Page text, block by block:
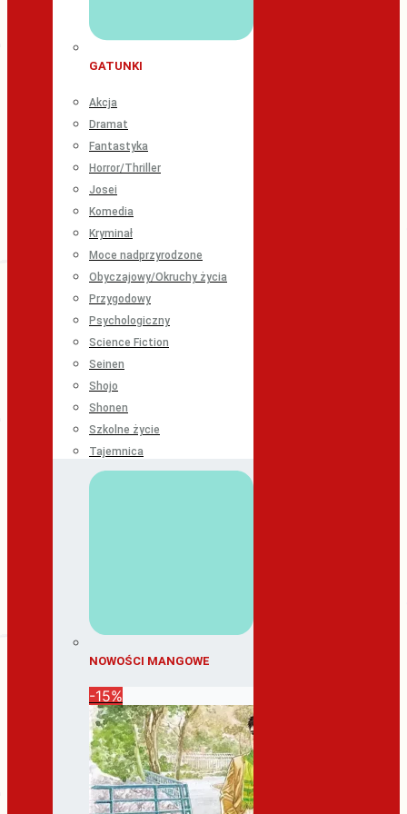
GATUNKI
Akcja
Dramat
Fantastyka
Horror/Thriller
Josei
Komedia
Kryminał
Moce nadprzyrodzone
Obyczajowy/Okruchy życia
Przygodowy
Psychologiczny
Science Fiction
Seinen
Shojo
Shonen
Szkolne życie
Tajemnica
NOWOŚCI MANGOWE
-15%